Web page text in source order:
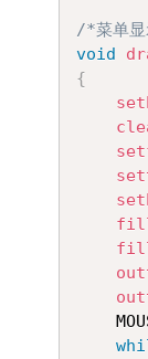
/*菜单
void
{